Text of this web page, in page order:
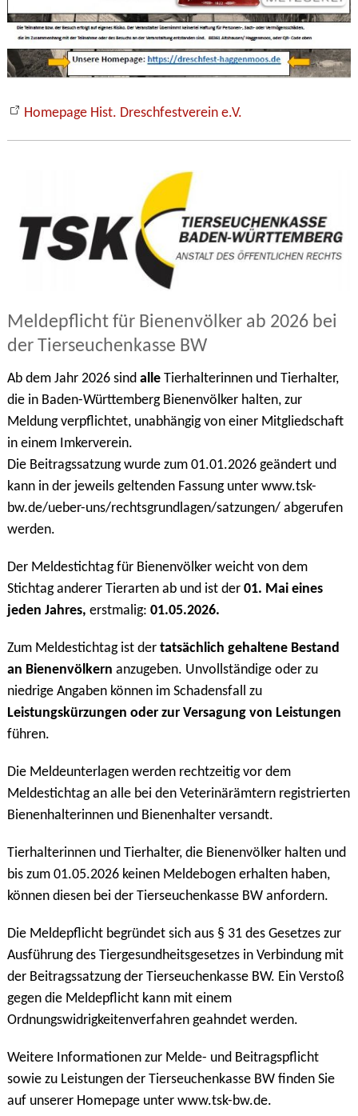
Homepage Hist. Dreschfestverein e.V.
Meldepflicht für Bienenvölker ab 2026 bei
der Tierseuchenkasse BW
Ab dem Jahr 2026 sind alleTierhalterinnen und Tierhalter,
die in Baden-Württemberg Bienenvölker halten, zur
Meldung verpflichtet, unabhängig von einer Mitgliedschaft
in einem Imkerverein.
Die Beitragssatzung wurde zum 01.01.2026 geändert und
kann in der jeweils geltenden Fassung unter www.tsk-
bw.de/ueber-uns/rechtsgrundlagen/satzungen/ abgerufen
werden.
Der Meldestichtag für Bienenvölker weicht von dem
Stichtag anderer Tierarten ab und ist der 01. Mai eines
jeden Jahres, erstmalig: 01.05.2026.
Zum Meldestichtag ist der tatsächlich gehaltene Bestand
an Bienenvölkern anzugeben. Unvollständige oder zu
niedrige Angaben können im Schadensfall zu
Leistungskürzungen oder zur Versagung von Leistungen
führen.
Die Meldeunterlagen werden rechtzeitig vor dem
Meldestichtag an alle bei den Veterinärämtern registrierten
Bienenhalterinnen und Bienenhalter versandt.
Tierhalterinnen und Tierhalter, die Bienenvölker halten und
bis zum 01.05.2026 keinen Meldebogen erhalten haben,
können diesen bei der Tierseuchenkasse BW anfordern.
Die Meldepflicht begründet sich aus § 31 des Gesetzes zur
Ausführung des Tiergesundheitsgesetzes in Verbindung mit
der Beitragssatzung der Tierseuchenkasse BW. Ein Verstoß
gegen die Meldepflicht kann mit einem
Ordnungswidrigkeitenverfahren geahndet werden.
Weitere Informationen zur Melde- und Beitragspflicht
sowie zu Leistungen der Tierseuchenkasse BW finden Sie
auf unserer Homepage unter www.tsk-bw.de.